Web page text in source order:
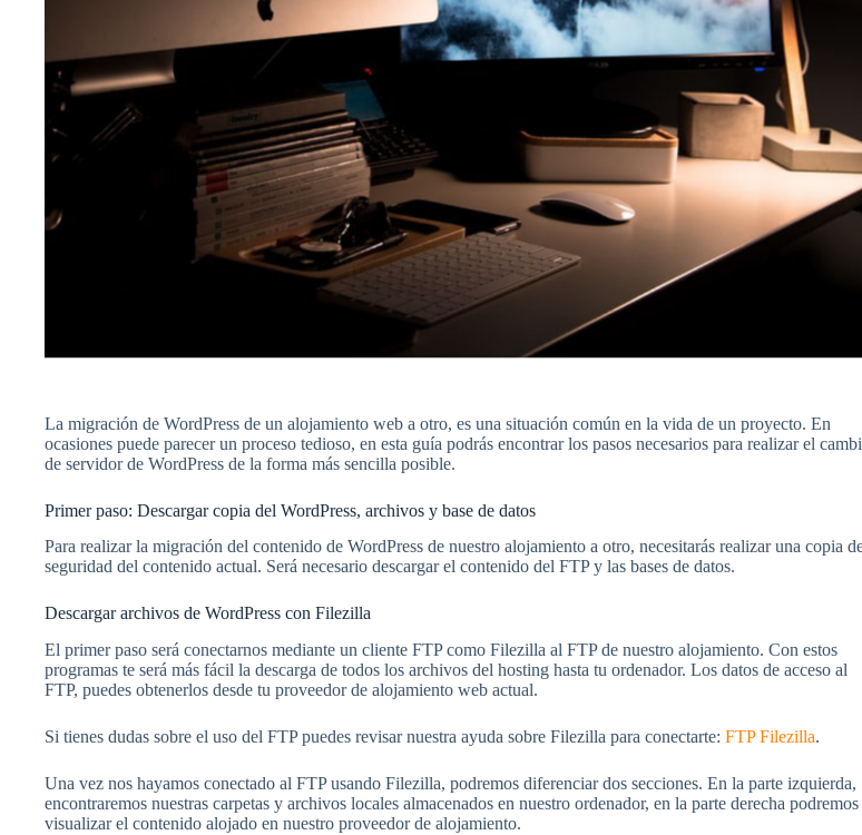
La migración de WordPress de un alojamiento web a otro, es una situación común en la vida de un proyecto. En
ocasiones puede parecer un proceso tedioso, en esta guía podrás encontrar los pasos necesarios para realizar el
de servidor de WordPress de la forma más sencilla posible.
Primer paso: Descargar copia del WordPress, archivos y base de datos
Para realizar la migración del contenido de WordPress de nuestro alojamiento a otro, necesitarás realizar una copia
seguridad del contenido actual. Será necesario descargar el contenido del FTP y las bases de datos.
Descargar archivos de WordPress con Filezilla
El primer paso será conectarnos mediante un cliente FTP como Filezilla al FTP de nuestro alojamiento. Con estos
programas te será más fácil la descarga de todos los archivos del hosting hasta tu ordenador. Los datos de acceso al
FTP, puedes obtenerlos desde tu proveedor de alojamiento web actual.
Si tienes dudas sobre el uso del FTP puedes revisar nuestra ayuda sobre Filezilla para conectarte: FTP Filezilla.
Una vez nos hayamos conectado al FTP usando Filezilla, podremos diferenciar dos secciones. En la parte izquierda,
encontraremos nuestras carpetas y archivos locales almacenados en nuestro ordenador, en la parte derecha podremos
visualizar el contenido alojado en nuestro proveedor de alojamiento.